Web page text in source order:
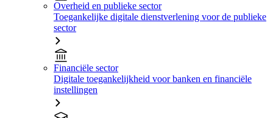
Overheid en publieke sector
Toegankelijke digitale dienstverlening voor de publieke
sector
Financiële sector
Digitale toegankelijkheid voor banken en financiële
instellingen